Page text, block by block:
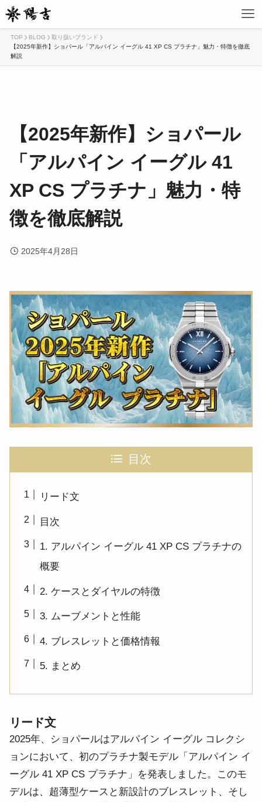
TOP BLOG
取り扱いブランド
【2025年新作】ショパール「アルパイン イーグル 41 XP CS プラチナ」魅力・特徴を徹底
解説
【2025年新作】ショパール
「アルパイン イーグル 41
XP CS プラチナ」魅力・特
徴を徹底解説
2025年4月28日
目次
リード文
目次
1. アルパイン イーグル 41 XP CS プラチナの
概要
2. ケースとダイヤルの特徴
3. ムーブメントと性能
4. ブレスレットと価格情報
5. まとめ
リード文
2025年、ショパールはアルパイン イーグル コレクシ
ョンにおいて、初のプラチナ製モデル「アルパイン イ
ーグル 41 XP CS プラチナ」を発表しました。このモ
デルは、超薄型ケースと新設計のブレスレット、そし